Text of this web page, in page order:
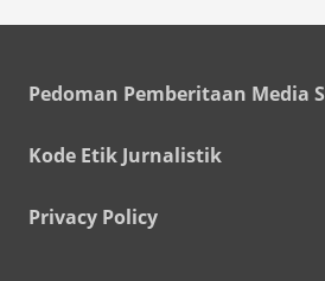
Pedoman Pemberitaan Media
Kode Etik Jurnalistik
Privacy Policy